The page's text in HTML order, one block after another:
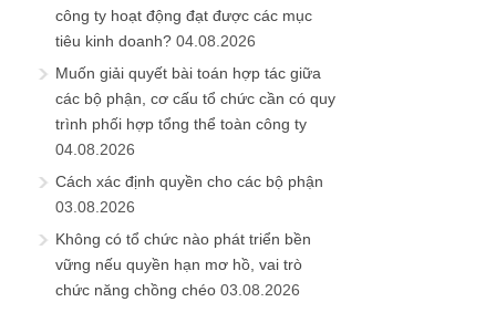
công ty hoạt động đạt được các mục
tiêu kinh doanh? 04.08.2026
Muốn giải quyết bài toán hợp tác giữa
các bộ phận, cơ cấu tổ chức cần có quy
trình phối hợp tổng thể toàn công ty
04.08.2026
Cách xác định quyền cho các bộ phận
03.08.2026
Không có tổ chức nào phát triển bền
vững nếu quyền hạn mơ hồ, vai trò
chức năng chồng chéo 03.08.2026